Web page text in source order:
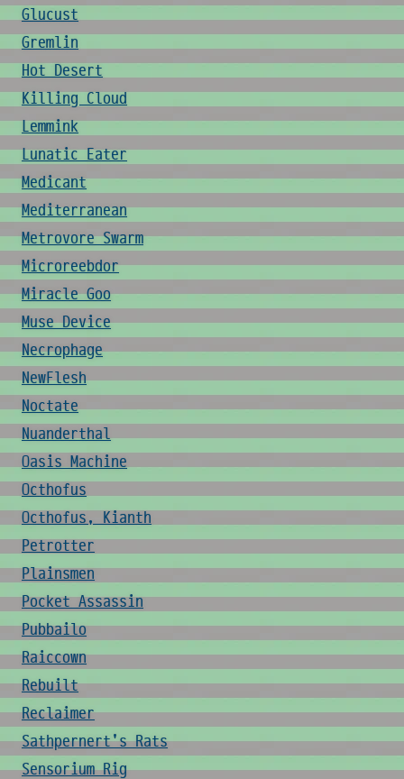
Glucust
Gremlin
Hot Desert
Killing Cloud
Lemmink
Lunatic Eater
Medicant
Mediterranean
Metrovore Swarm
Microreebdor
Miracle Goo
Muse Device
Necrophage
NewFlesh
Noctate
Nuanderthal
Oasis Machine
Octhofus
Octhofus, Kianth
Petrotter
Plainsmen
Pocket Assassin
Pubbailo
Raiccown
Rebuilt
Reclaimer
Sathpernert's Rats
Sensorium Rig